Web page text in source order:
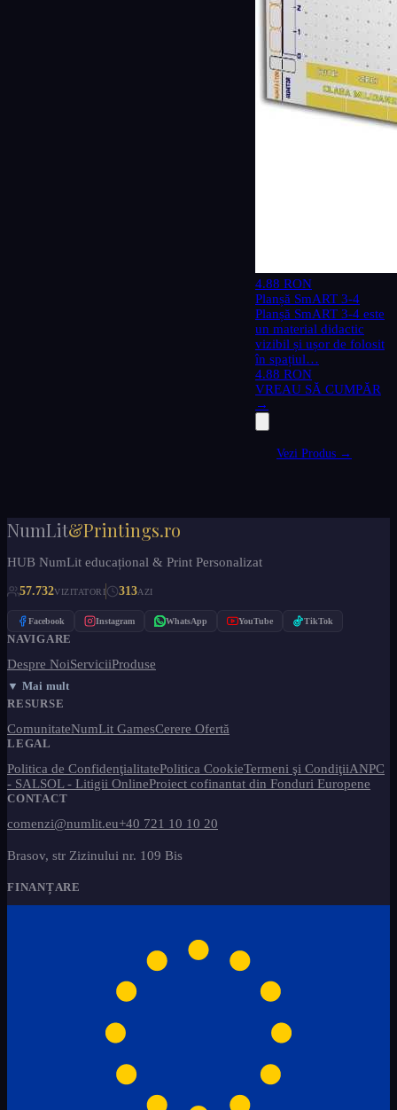
4.88 RON
Planșă SmART 3-4
Planșă SmART 3-4 este
un material didactic
vizibil și ușor de folosit
în spațiul…
4.88 RON
VREAU SĂ CUMPĂR
→
Vezi Produs →
NumLit&Printings.ro
HUB NumLit educațional & Print Personalizat
57.732VIZITATORI 313AZI
Facebook Instagram WhatsApp YouTube TikTok
NAVIGARE
Despre NoiServiciiProduse
▼ Mai mult
RESURSE
ComunitateNumLit GamesCerere Ofertă
LEGAL
Politica de ConfidenţialitatePolitica CookieTermeni şi CondiţiiANPC
- SALSOL - Litigii OnlineProiect cofinantat din Fonduri Europene
CONTACT
comenzi@numlit.eu+40 721 10 10 20
Brasov, str Zizinului nr. 109 Bis
FINANȚARE